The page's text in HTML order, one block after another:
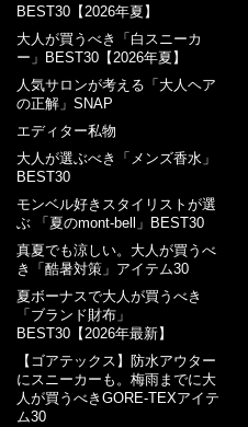
BEST30【2026年夏】
大人が買うべき「白スニーカ
ー」BEST30【2026年夏】
人気サロンが考える「大人ヘア
の正解」SNAP
エディター私物
大人が選ぶべき「メンズ香水」
BEST30
モンベル好きスタイリストが選
ぶ 「夏のmont-bell」BEST30
真夏でも涼しい。大人が買うべ
き「酷暑対策」アイテム30
夏ボーナスで大人が買うべき
「ブランド財布」
BEST30【2026年最新】
【ゴアテックス】防水アウター
にスニーカーも。梅雨までに大
人が買うべきGORE-TEXアイテ
ム30